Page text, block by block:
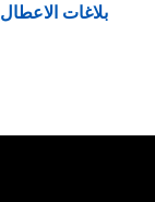
بلاغات الاعطال